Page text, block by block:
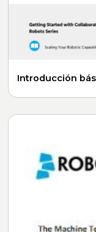
Introducción